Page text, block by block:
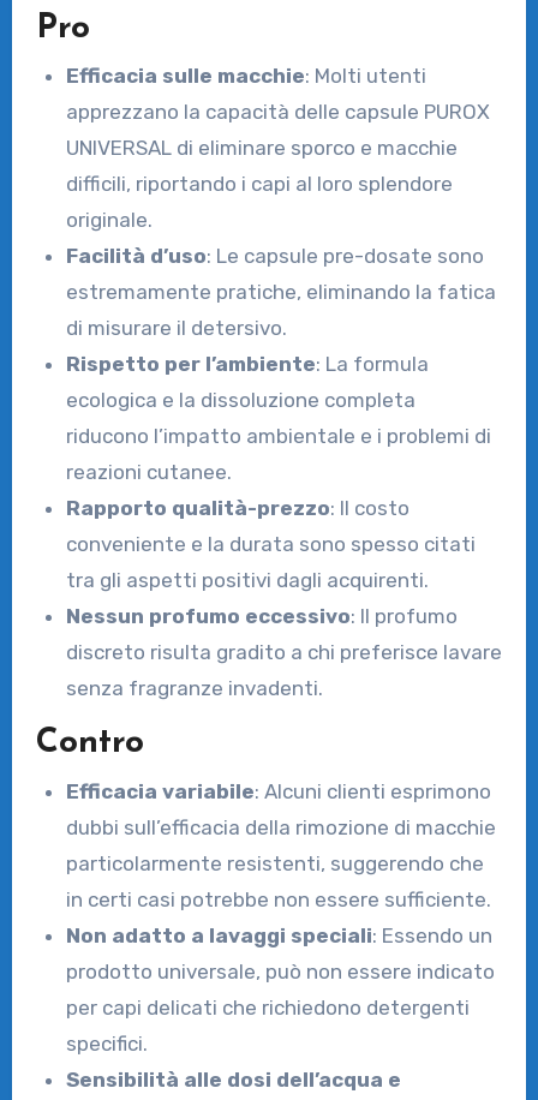
Pro
Efficacia sulle macchie: Molti utenti
apprezzano la capacità delle capsule PUROX
UNIVERSAL di eliminare sporco e macchie
difficili, riportando i capi al loro splendore
originale.
Facilità d’uso: Le capsule pre-dosate sono
estremamente pratiche, eliminando la fatica
di misurare il detersivo.
Rispetto per l’ambiente: La formula
ecologica e la dissoluzione completa
riducono l’impatto ambientale e i problemi di
reazioni cutanee.
Rapporto qualità-prezzo: Il costo
conveniente e la durata sono spesso citati
tra gli aspetti positivi dagli acquirenti.
Nessun profumo eccessivo: Il profumo
discreto risulta gradito a chi preferisce lavare
senza fragranze invadenti.
Contro
Efficacia variabile: Alcuni clienti esprimono
dubbi sull’efficacia della rimozione di macchie
particolarmente resistenti, suggerendo che
in certi casi potrebbe non essere sufficiente.
Non adatto a lavaggi speciali: Essendo un
prodotto universale, può non essere indicato
per capi delicati che richiedono detergenti
specifici.
Sensibilità alle dosi dell’acqua e